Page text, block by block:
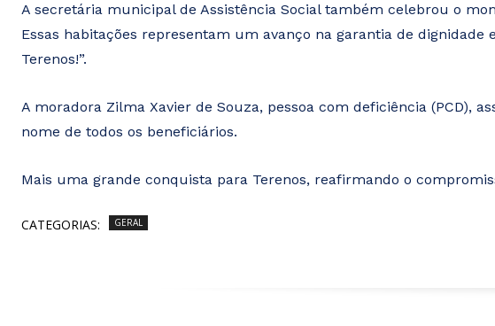
A secretária municipal de Assistência Social também celebrou o
Essas habitações representam um avanço na garantia de
Terenos!”.
A moradora Zilma Xavier de Souza, pessoa com deficiência (PCD),
nome de todos os beneficiários.
Mais uma grande conquista para Terenos, reafirmando o
CATEGORIAS: GERAL